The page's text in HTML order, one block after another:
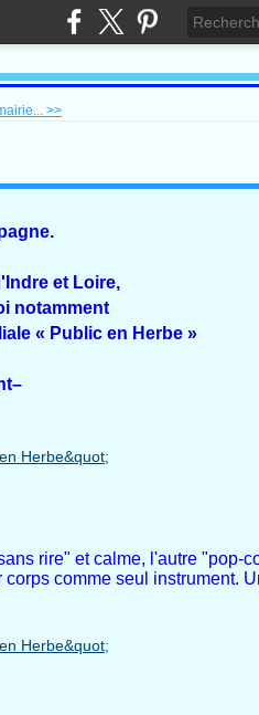
>>
et Loire,
notamment
« Public en Herbe »
rire" et calme, l'autre "pop-
comme seul instrument.